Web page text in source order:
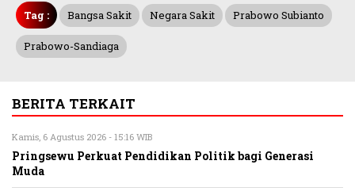
Tag : Bangsa Sakit Negara Sakit Prabowo Subianto
Prabowo-Sandiaga
BERITA TERKAIT
Kamis, 6 Agustus 2026 - 15:16 WIB
Pringsewu Perkuat Pendidikan Politik bagi Generasi
Muda